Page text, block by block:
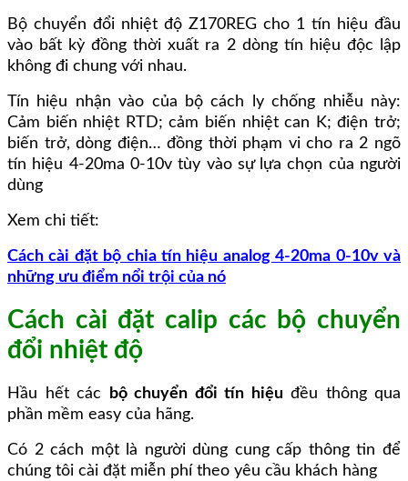
Bộ chuyển đổi nhiệt độ Z170REG cho 1 tín hiệu đầu
vào bất kỳ đồng thời xuất ra 2 dòng tín hiệu độc lập
không đi chung với nhau.
Tín hiệu nhận vào của bộ cách ly chống nhiễu này:
Cảm biến nhiệt RTD; cảm biến nhiệt can K; điện trở;
biến trở, dòng điện… đồng thời phạm vi cho ra 2 ngõ
tín hiệu 4-20ma 0-10v tùy vào sự lựa chọn của người
dùng
Xem chi tiết:
Cách cài đặt bộ chia tín hiệu analog 4-20ma 0-10v và
những ưu điểm nổi trội của nó
Cách cài đặt calip các bộ chuyển
đổi nhiệt độ
Hầu hết các bộ chuyển đổi tín hiệu đều thông qua
phần mềm easy của hãng.
Có 2 cách một là người dùng cung cấp thông tin để
chúng tôi cài đặt miễn phí theo yêu cầu khách hàng